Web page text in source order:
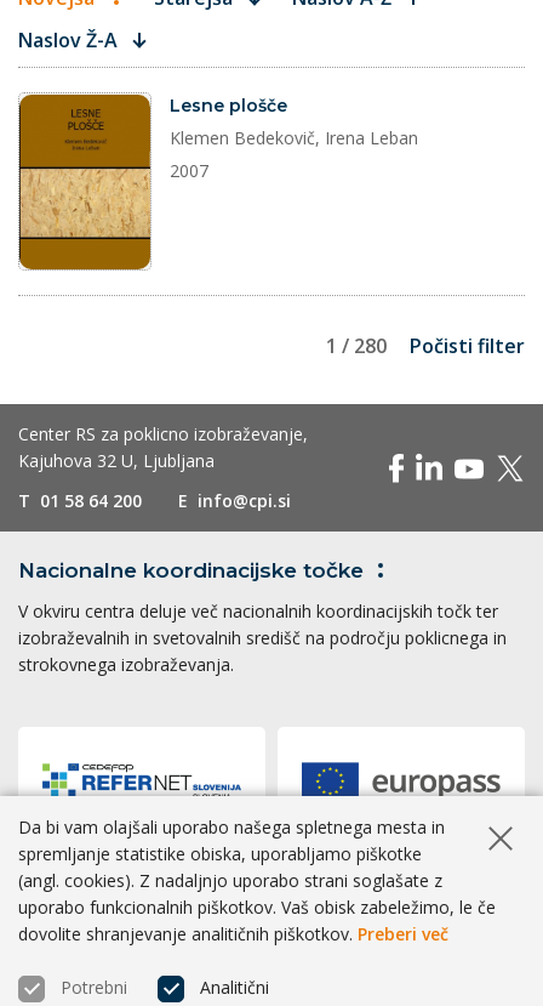
Naslov Ž-A
dokument
Lesne plošče
Klemen Bedekovič, Irena Leban
2007
1 / 280 Počisti filter
Center RS za poklicno izobraževanje,
Kajuhova 32 U, Ljubljana
T 01 58 64 200 E info@cpi.si
Nacionalne koordinacijske točke
V okviru centra deluje več nacionalnih koordinacijskih točk ter
izobraževalnih in svetovalnih središč na področju poklicnega in
strokovnega izobraževanja.
Dostopnost|Zasebnost|Piškotki
Skrij
Da bi vam olajšali uporabo našega spletnega mesta in
spremljanje statistike obiska, uporabljamo piškotke
(angl. cookies). Z nadaljnjo uporabo strani soglašate z
uporabo funkcionalnih piškotkov. Vaš obisk zabeležimo, le če
dovolite shranjevanje analitičnih piškotkov. Preberi več
Potrebni Analitični